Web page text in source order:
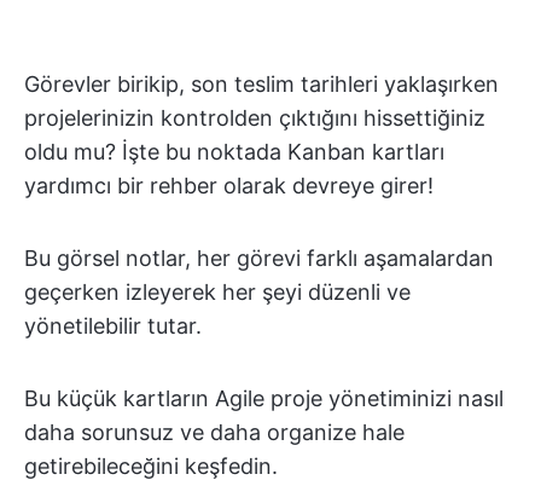
Görevler birikip, son teslim tarihleri yaklaşırken
projelerinizin kontrolden çıktığını hissettiğiniz
oldu mu? İşte bu noktada Kanban kartları
yardımcı bir rehber olarak devreye girer!
Bu görsel notlar, her görevi farklı aşamalardan
geçerken izleyerek her şeyi düzenli ve
yönetilebilir tutar.
Bu küçük kartların Agile proje yönetiminizi nasıl
daha sorunsuz ve daha organize hale
getirebileceğini keşfedin.